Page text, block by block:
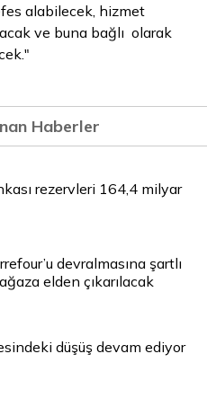
alabilecek, hizmet
ve buna bağlı olarak
Haberler
rezervleri 164,4 milyar
devralmasına şartlı
elden çıkarılacak
düşüş devam ediyor